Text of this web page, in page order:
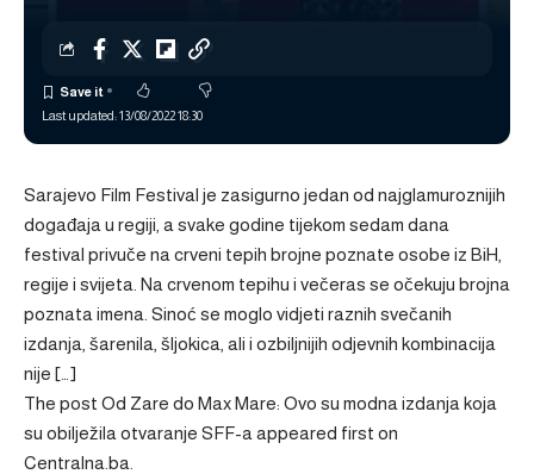
Last updated: 13/08/2022 18:30
Sarajevo Film Festival je zasigurno jedan od najglamuroznijih
događaja u regiji, a svake godine tijekom sedam dana
festival privuče na crveni tepih brojne poznate osobe iz BiH,
regije i svijeta. Na crvenom tepihu i večeras se očekuju brojna
poznata imena. Sinoć se moglo vidjeti raznih svečanih
izdanja, šarenila, šljokica, ali i ozbiljnijih odjevnih kombinacija
nije […]
The post Od Zare do Max Mare: Ovo su modna izdanja koja
su obilježila otvaranje SFF-a appeared first on
Centralna.ba